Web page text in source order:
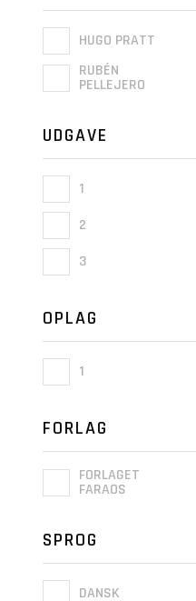
HUGO PRATT
RUBÉN
PELLEJERO
UDGAVE
1
2
3
OPLAG
1
FORLAG
FORLAGET
FARAOS
SPROG
DANSK